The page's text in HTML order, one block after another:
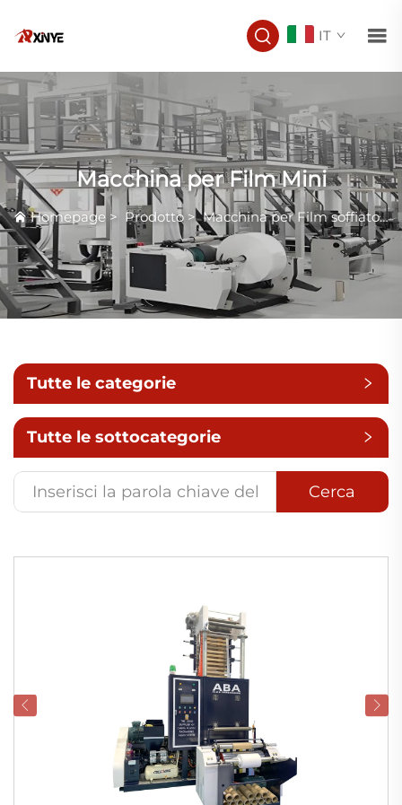
IT
Macchina per Film Mini
Homepage > Prodotto >Macchina per Film soffiatosi
Tutte le categorie
Tutte le sottocategorie
Cerca